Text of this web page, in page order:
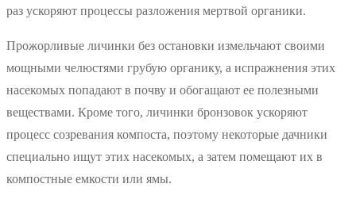
раз ускоряют процессы разложения мертвой органики.
Прожорливые личинки без остановки измельчают своими
мощными челюстями грубую органику, а испражнения этих
насекомых попадают в почву и обогащают ее полезными
веществами. Кроме того, личинки бронзовок ускоряют
процесс созревания компоста, поэтому некоторые дачники
специально ищут этих насекомых, а затем помещают их в
компостные емкости или ямы.